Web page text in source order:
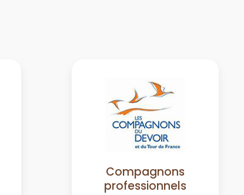
Compagnons
professionnels